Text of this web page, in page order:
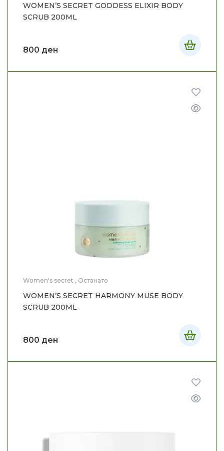
WOMEN’S SECRET GODDESS ELIXIR BODY
SCRUB 200ML
800 ден
Women's secret , Останато
WOMEN’S SECRET HARMONY MUSE BODY
SCRUB 200ML
800 ден